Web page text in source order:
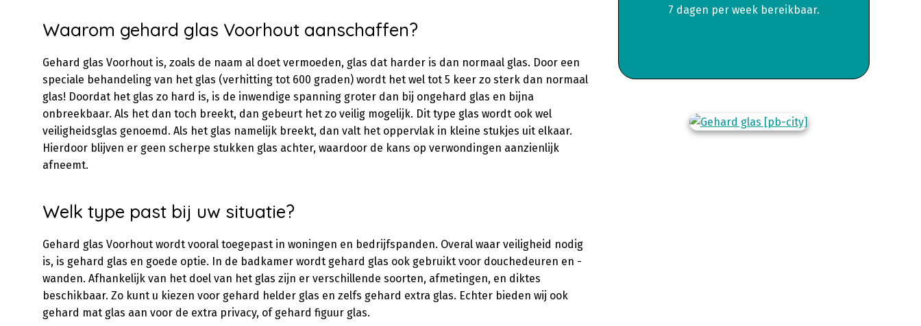
Waarom gehard glas Voorhout aanschaffen?
Gehard glas Voorhout is, zoals de naam al doet vermoeden, glas dat harder is dan normaal glas. Door een
speciale behandeling van het glas (verhitting tot 600 graden) wordt het wel tot 5 keer zo sterk dan normaal
glas! Doordat het glas zo hard is, is de inwendige spanning groter dan bij ongehard glas en bijna
onbreekbaar. Als het dan toch breekt, dan gebeurt het zo veilig mogelijk. Dit type glas wordt ook wel
veiligheidsglas genoemd. Als het glas namelijk breekt, dan valt het oppervlak in kleine stukjes uit elkaar.
Hierdoor blijven er geen scherpe stukken glas achter, waardoor de kans op verwondingen aanzienlijk
afneemt.
Welk type past bij uw situatie?
Gehard glas Voorhout wordt vooral toegepast in woningen en bedrijfspanden. Overal waar veiligheid nodig
is, is gehard glas en goede optie. In de badkamer wordt gehard glas ook gebruikt voor douchedeuren en -
wanden. Afhankelijk van het doel van het glas zijn er verschillende soorten, afmetingen, en diktes
beschikbaar. Zo kunt u kiezen voor gehard helder glas en zelfs gehard extra glas. Echter bieden wij ook
gehard mat glas aan voor de extra privacy, of gehard figuur glas.
7 dagen per week bereikbaar.